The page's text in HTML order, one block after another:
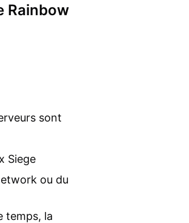
Rainbow
sont
Siege
ou du
temps, la